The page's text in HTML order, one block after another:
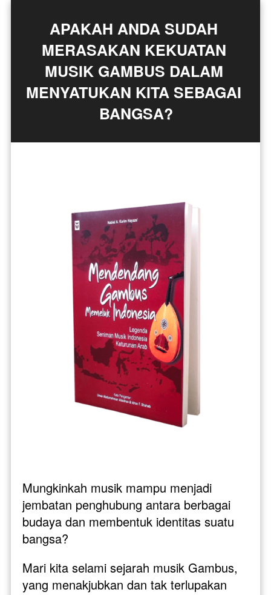
APAKAH ANDA SUDAH
MERASAKAN KEKUATAN
MUSIK GAMBUS DALAM
MENYATUKAN KITA SEBAGAI
BANGSA?
Mungkinkah musik mampu menjadi
jembatan penghubung antara berbagai
budaya dan membentuk identitas suatu
bangsa?
Mari kita selami sejarah musik Gambus,
yang menakjubkan dan tak terlupakan